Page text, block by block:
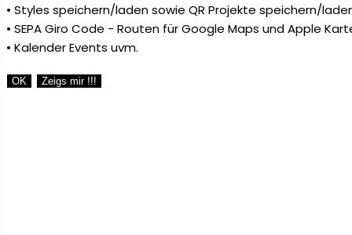
• Styles speichern/laden sowie QR Projekte speichern/
• SEPA Giro Code - Routen für Google Maps und Apple
• Kalender Events uvm.
OK Zeigs mir !!!